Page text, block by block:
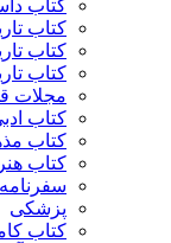
کتاب
کتاب
کتاب
کتاب
مجلات
کتاب
کتاب
کتاب
سفرنامه
پزشکی
کتاب